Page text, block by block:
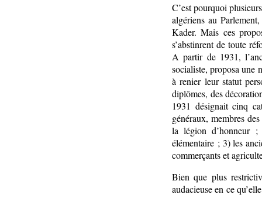
C’est pourquoi
algériens au
Kader. Mais ces
s’abstinrent de toute
A partir de 1931,
socialiste, proposa une
à renier leur statut
diplômes, des
1931 désignait cinq
généraux, membres
la légion d’honneur
élémentaire ; 3) les
commerçants et
Bien que plus
audacieuse en ce